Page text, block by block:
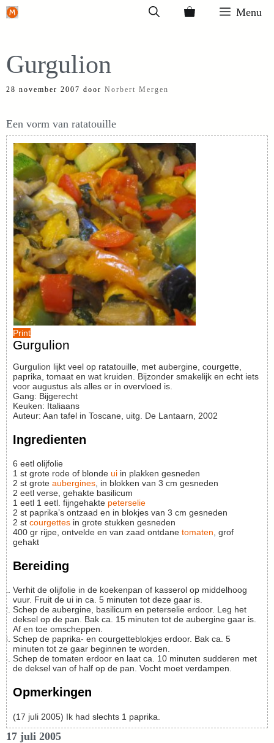
Ga
inhoud
Menu
Gurgulion
28 november 2007 door Norbert Mergen
Een vorm van ratatouille
Print
Gurgulion
Gurgulion lijkt veel op ratatouille, met aubergine, courgette,
paprika, tomaat en wat kruiden. Bijzonder smakelijk en echt iets
voor augustus als alles er in overvloed is.
Gang: Bijgerecht
Keuken: Italiaans
Auteur: Aan tafel in Toscane, uitg. De Lantaarn, 2002
Ingredienten
6 eetl olijfolie
1 st grote rode of blonde ui in plakken gesneden
2 st grote aubergines , in blokken van 3 cm gesneden
2 eetl verse, gehakte basilicum
1 eetl 1 eetl. fijngehakte peterselie
2 st paprika’s ontzaad en in blokjes van 3 cm gesneden
2 st courgettes in grote stukken gesneden
400 gr rijpe, ontvelde en van zaad ontdane tomaten , grof
gehakt
Bereiding
Verhit de olijfolie in de koekenpan of kasserol op middelhoog
vuur. Fruit de ui in ca. 5 minuten tot deze gaar is.
Schep de aubergine, basilicum en peterselie erdoor. Leg het
deksel op de pan. Bak ca. 15 minuten tot de aubergine gaar is.
Af en toe omscheppen.
Schep de paprika- en courgetteblokjes erdoor. Bak ca. 5
minuten tot ze gaar beginnen te worden.
Schep de tomaten erdoor en laat ca. 10 minuten sudderen met
de deksel van of half op de pan. Vocht moet verdampen.
Opmerkingen
(17 juli 2005) Ik had slechts 1 paprika.
17 juli 2005